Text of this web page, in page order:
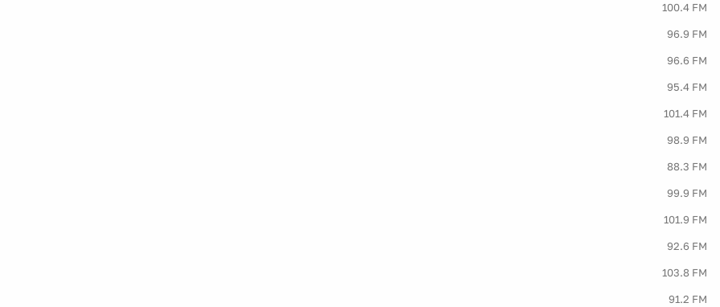
100.4 FM
96.9 FM
96.6 FM
95.4 FM
101.4 FM
98.9 FM
88.3 FM
99.9 FM
101.9 FM
92.6 FM
103.8 FM
91.2 FM